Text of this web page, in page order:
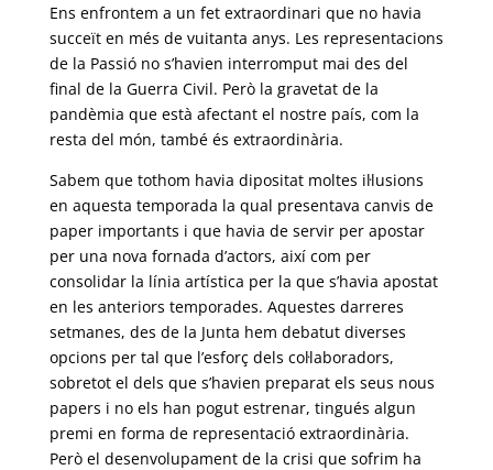
Ens enfrontem a un fet extraordinari que no havia
succeït en més de vuitanta anys. Les representacions
de la Passió no s’havien interromput mai des del
final de la Guerra Civil. Però la gravetat de la
pandèmia que està afectant el nostre país, com la
resta del món, també és extraordinària.
Sabem que tothom havia dipositat moltes il·lusions
en aquesta temporada la qual presentava canvis de
paper importants i que havia de servir per apostar
per una nova fornada d’actors, així com per
consolidar la línia artística per la que s’havia apostat
en les anteriors temporades. Aquestes darreres
setmanes, des de la Junta hem debatut diverses
opcions per tal que l’esforç dels col·laboradors,
sobretot el dels que s’havien preparat els seus nous
papers i no els han pogut estrenar, tingués algun
premi en forma de representació extraordinària.
Però el desenvolupament de la crisi que sofrim ha